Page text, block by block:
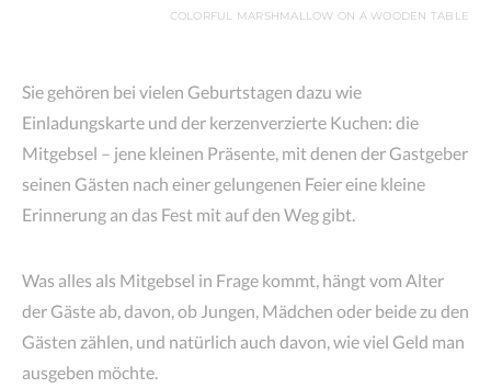
COLORFUL MARSHMALLOW ON A WOODEN TABLE
Sie gehören bei vielen Geburtstagen dazu wie
Einladungskarte und der kerzenverzierte Kuchen: die
Mitgebsel – jene kleinen Präsente, mit denen der Gastgeber
seinen Gästen nach einer gelungenen Feier eine kleine
Erinnerung an das Fest mit auf den Weg gibt.
Was alles als Mitgebsel in Frage kommt, hängt vom Alter
der Gäste ab, davon, ob Jungen, Mädchen oder beide zu den
Gästen zählen, und natürlich auch davon, wie viel Geld man
ausgeben möchte.